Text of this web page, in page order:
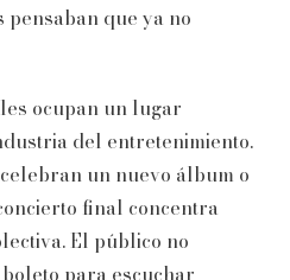
pensaban que ya no
ocupan un lugar
del entretenimiento.
un nuevo álbum o
final concentra
El público no
para escuchar